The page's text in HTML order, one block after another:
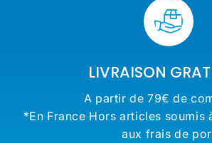
LIVRAISON
A partir de 79€ de
*En France Hors articles soumis
aux frais de